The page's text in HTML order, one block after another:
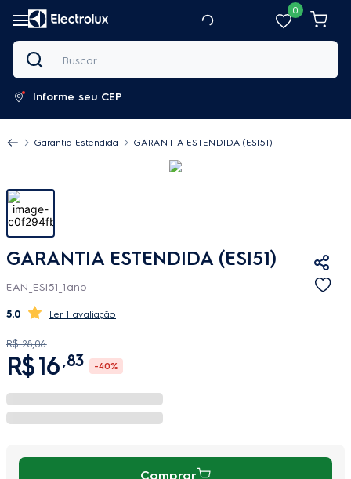
0
Buscar
Informe seu CEP
Garantia Estendida GARANTIA ESTENDIDA (ESI51)
GARANTIA ESTENDIDA (ESI51)
EAN_ESI51_1ano
5.0 1 avaliação
R$ 28,06
R$16,83 -40%
Comprar